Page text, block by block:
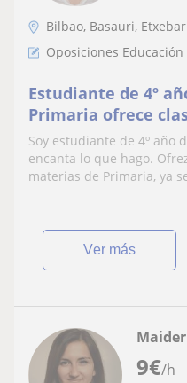
Bilbao, Basauri,
Oposiciones Educación
Estudiante de 4º
Primaria ofrece
Soy estudiante de 4º año
encanta lo que hago.
materias de Primaria, ya
ver más
9€/h
Maider